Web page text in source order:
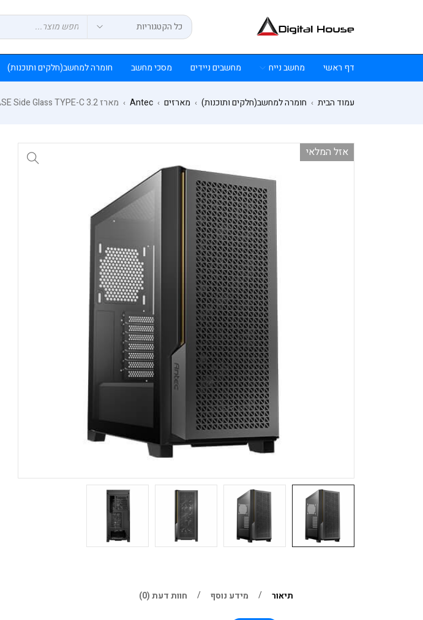
דף ראשי מחשב נייח מחשבים ניידים מסכי מחשב חומרה למחשב(חלקים ותוכנות)
עמוד הבית › חומרה למחשב(חלקים ותוכנות) › מארזים ›
Antec
› מארז ANTEC P20C Mid TOWER E-ATX GAMING CASE Side Glass TYPE-C 3.2
אזל המלאי
תיאור מידע נוסף חוות דעת (0)